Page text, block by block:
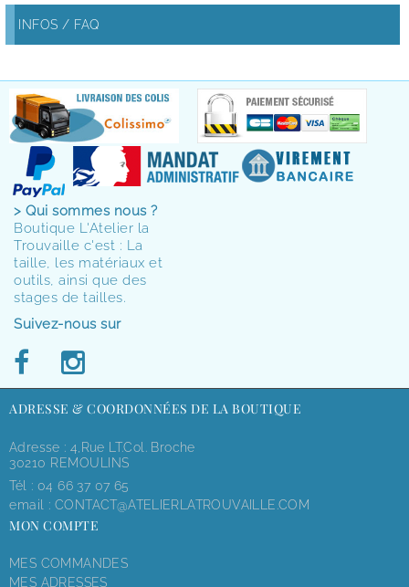
INFOS / FAQ
> Qui sommes nous ?
Boutique L'Atelier la
Trouvaille c'est : La
taille, les matériaux et
outils, ainsi que des
stages de tailles.
Suivez-nous sur
ADRESSE & COORDONNÉES DE LA BOUTIQUE
Adresse : 4,rue LT.Col. Broche
30210 REMOULINS
Tél : 04 66 37 07 65
email : CONTACT@ATELIERLATROUVAILLE.COM
MON COMPTE
MES COMMANDES
MES ADRESSES